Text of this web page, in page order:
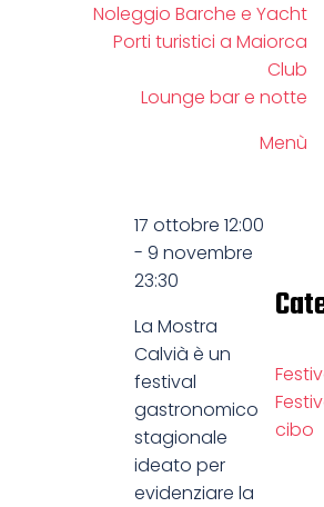
Noleggio Barche e Yacht
Porti turistici a Maiorca
Club
Lounge bar e notte
Menù
17 ottobre 12:00
- 9 novembre
23:30
La Mostra
Calvià è un
festival
gastronomico
stagionale
ideato per
evidenziare la
cibo